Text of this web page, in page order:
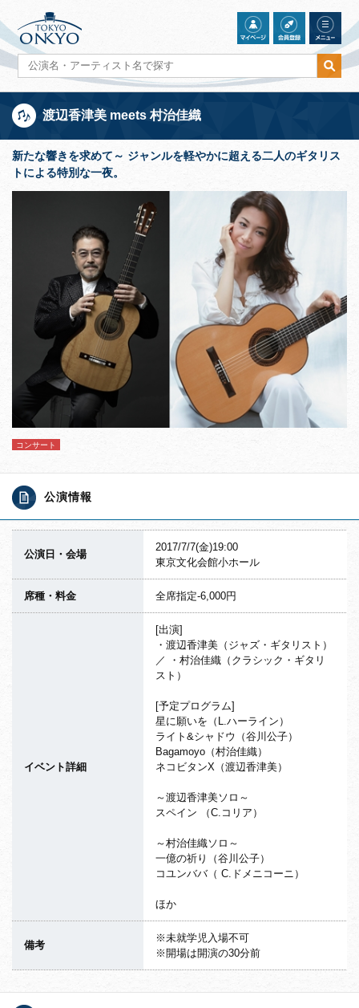
渡辺香津美 meets 村治佳織
新たな響きを求めて～ ジャンルを軽やかに超える二人のギタリス
トによる特別な一夜。
コンサート
公演情報
公演日・会場
2017/7/7(金)19:00
東京文化会館小ホール
席種・料金 全席指定-6,000円
イベント詳細
[出演]
・渡辺香津美（ジャズ・ギタリスト）
／ ・村治佳織（クラシック・ギタリ
スト）
[予定プログラム]
星に願いを（L.ハーライン）
ライト&シャドウ（谷川公子）
Bagamoyo（村治佳織）
ネコビタンX（渡辺香津美）
～渡辺香津美ソロ～
スペイン （C.コリア）
～村治佳織ソロ～
一億の祈り（谷川公子）
コユンババ（ C.ドメニコーニ）
ほか
備考
※未就学児入場不可
※開場は開演の30分前